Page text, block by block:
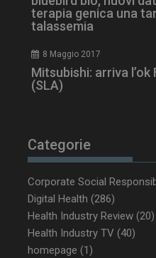
terapia genica una
talassemia
8 Maggio 2017
Mitsubishi: arriva l’ok
(SLA)
Categorie
Corporate Social
Digital Health (286)
Health Industry Review (20)
Health Industry TV (40)
homepage (1)
_ga_Z2VT792F98